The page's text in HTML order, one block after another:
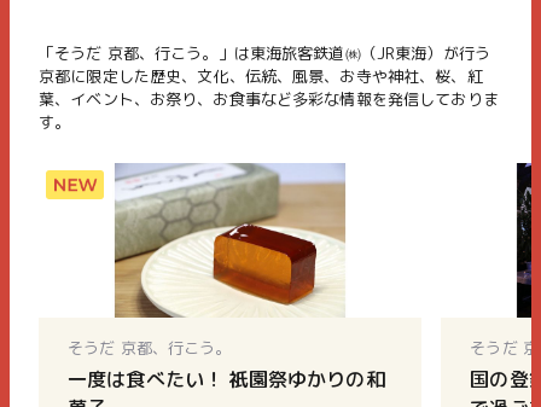
「そうだ 京都、行こう。」は東海旅客鉄道㈱（JR東海）が行う
京都に限定した歴史、文化、伝統、風景、お寺や神社、桜、紅
葉、イベント、お祭り、お食事など多彩な情報を発信しておりま
す。
そうだ 京都、行こう。
一度は食べたい！ 祇園祭ゆかりの和
そうだ
国の登